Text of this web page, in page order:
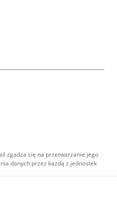
zgadza się na przetwarzanie jego
danych przez każdą z jednostek